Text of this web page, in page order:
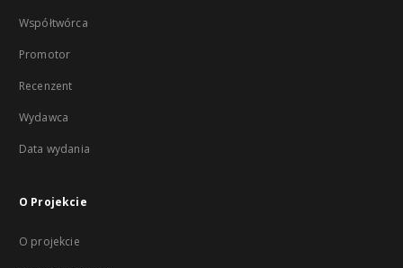
Współtwórca
Promotor
Recenzent
Wydawca
Data wydania
O Projekcie
O projekcie